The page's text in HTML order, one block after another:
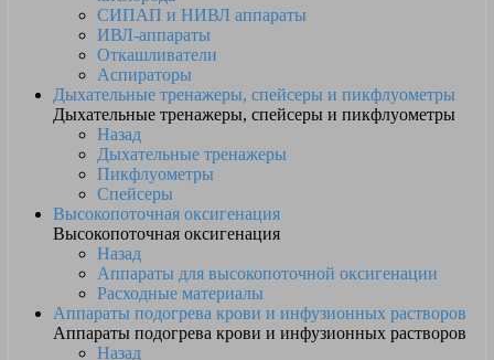
СИПАП и НИВЛ аппараты
ИВЛ-аппараты
Откашливатели
Аспираторы
Дыхательные тренажеры, спейсеры и пикфлуометры
Дыхательные тренажеры, спейсеры и пикфлуометры
Назад
Дыхательные тренажеры
Пикфлуометры
Спейсеры
Высокопоточная оксигенация
Высокопоточная оксигенация
Назад
Аппараты для высокопоточной оксигенации
Расходные материалы
Аппараты подогрева крови и инфузионных растворов
Аппараты подогрева крови и инфузионных растворов
Назад